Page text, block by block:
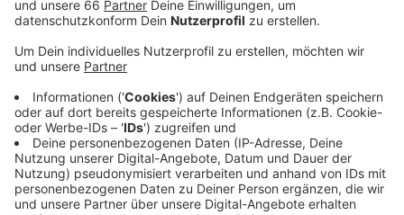
gesteigert werden (2024: 25.000). Auch die Zahl der
registrierten Testfahrten nahm um 20% auf 12.000 zu.
Anzeige
Internationale Neuheiten und Weltpremieren
Anzeige